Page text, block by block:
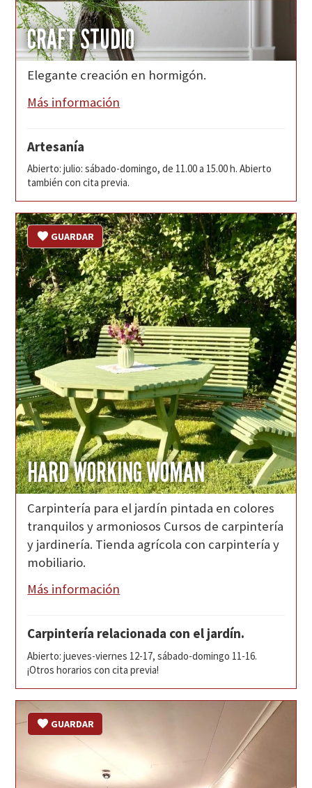
CRAFT STUDIO
Elegante creación en hormigón.
Más información
Artesanía
Abierto: julio: sábado-domingo, de 11.00 a 15.00 h. Abierto
también con cita previa.
HARD WORKING WOMAN
GUARDAR
Carpintería para el jardín pintada en colores
tranquilos y armoniosos Cursos de carpintería
y jardinería. Tienda agrícola con carpintería y
mobiliario.
Más información
Carpintería relacionada con el jardín.
Abierto: jueves-viernes 12-17, sábado-domingo 11-16.
¡Otros horarios con cita previa!
GUARDAR